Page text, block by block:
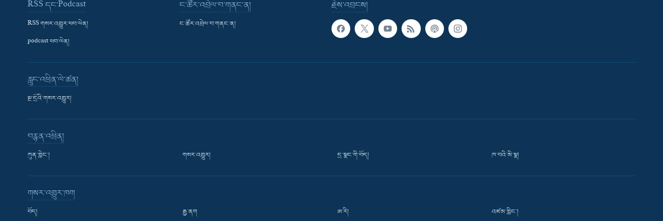
རྗེས་འབྲངས།
RSS དང་Podcast
RSS གསར་འགྱུར་ཕབ་ལེན།
podcast ཕབ་ལེན།
ང་ཚོར་འབྲེལ་བ་གནང་ན།
ང་ཚོར་འབྲེལ་བ་གནང་ན།
རླུང་འཕྲིན་ལེ་ཚན།
སྔ་དྲོའི་གསར་འགྱུར།
བརྙན་འཕྲིན།
ཀུན་གླེང་། གསར་འགྱུར། དྲ་སྣང་གི་བོད། ཁ་བའི་མི་སྣ།
གསར་འགྱུར་ཁག
བོད། རྒྱ་ནག ཨ་རི། འཛམ་གླིང་།